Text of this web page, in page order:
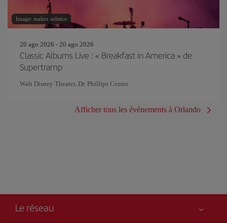
Image: maltez solstice
20 ago 2026 - 20 ago 2026
Classic Albums Live : « Breakfast in America » de
Supertramp
Walt Disney Theater, Dr. Phillips Center
Afficher tous les événements à Orlando
Le réseau